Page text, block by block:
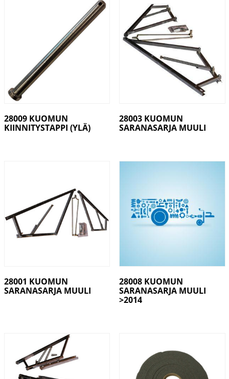
28009 KUOMUN
KIINNITYSTAPPI (YLÄ)
28003 KUOMUN
SARANASARJA MUULI
28001 KUOMUN
SARANASARJA MUULI
28008 KUOMUN
SARANASARJA MUULI
>2014